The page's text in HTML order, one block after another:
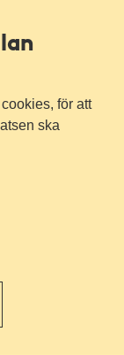
för att
ska